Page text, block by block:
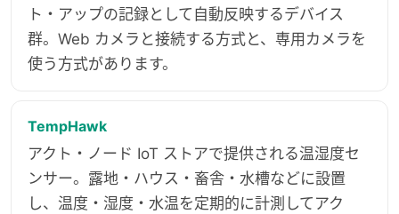
ト・アップの記録として自動反映するデバイス
群。Web カメラと接続する方式と、専用カメラを
使う方式があります。
TempHawk
アクト・ノード IoT ストアで提供される温湿度セ
ンサー。露地・ハウス・畜舎・水槽などに設置
し、温度・湿度・水温を定期的に計測してアク